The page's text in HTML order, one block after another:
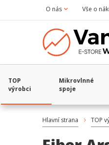
O nás Vše o
TOP
výrobci
Mikrovlnné
spoje
Hlavní strana TOP